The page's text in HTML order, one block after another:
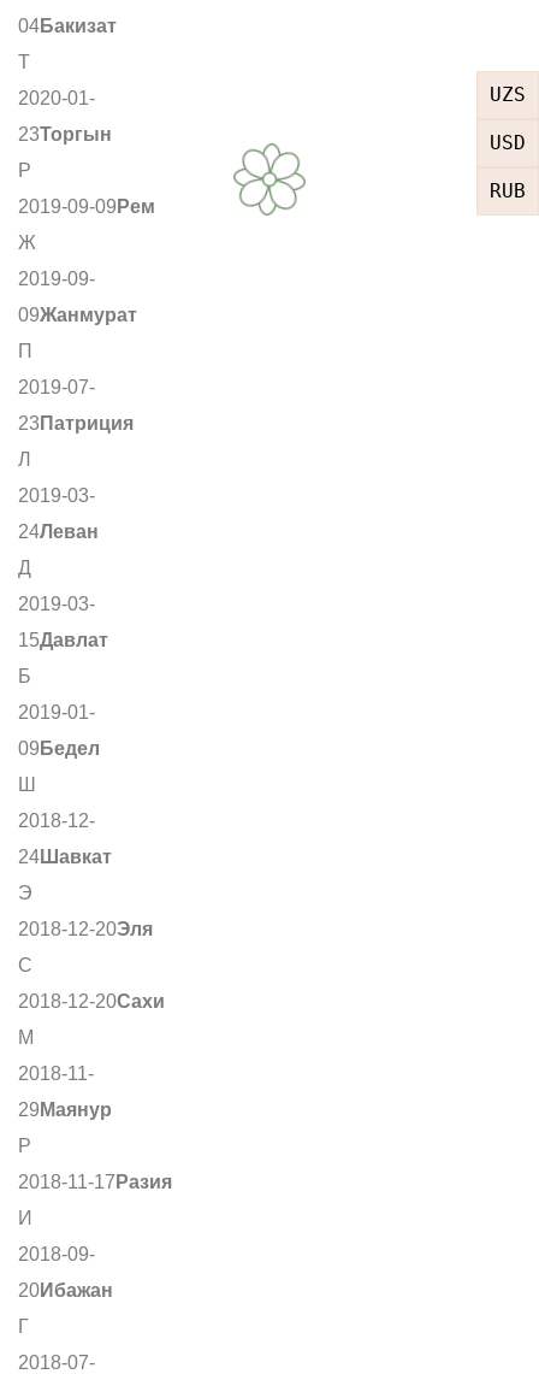
UZS
USD
RUB
04Бакизат
Т
2020-01-
23Торгын
Р
2019-09-09 Рем
Ж
2019-09-
09Жанмурат
П
2019-07-
23 Патриция
Л
2019-03-
24Леван
Д
2019-03-
15Давлат
Б
2019-01-
09 Бедел
Ш
2018-12-
24Шавкат
Э
2018-12-20Эля
С
2018-12-20Сахи
М
2018-11-
29 Маянур
Р
2018-11-17 Разия
И
2018-09-
20Ибажан
Г
2018-07-